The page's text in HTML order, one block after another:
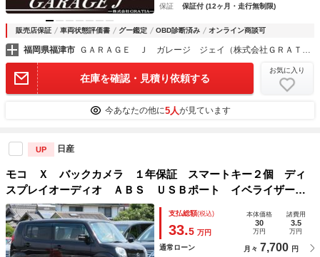
保証 保証付 (12ヶ月・走行無制限)
販売店保証 車両状態評価書 グー鑑定 OBD診断済み オンライン商談可
福岡県福津市 ＧＡＲＡＧＥ Ｊ ガレージ ジェイ（株式会社ＧＲＡＴＩＡ）
在庫を確認・見積り依頼する
お気に入り
今あなたの他に5人が見ています
UP 日産
モコ Ｘ バックカメラ １年保証 スマートキー２個 ディ
スプレイオーディオ ＡＢＳ ＵＳＢポート イベライザー
オートエアコン プッシュスタート 電動格納ミラー ベンチ
シート 衝突安全ボディ エアバッグ
支払総額(税込)
33.5 万円
本体価格
30
万円
諸費用
3.5
万円
通常ローン 月々 7,700 円